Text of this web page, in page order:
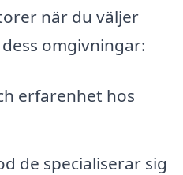
när du väljer
omgivningar:
erfarenhet hos
de specialiserar sig